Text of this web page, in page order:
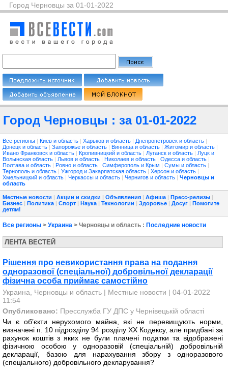
Город Черновцы за 01-01-2022
Город Черновцы : за 01-01-2022
Все регионы | Киев и область | Харьков и область | Днепропетровск и область |
Донецк и область | Запорожье и область | Винница и область | Житомир и область |
Ивано Франковск и область | Кропивницкий и область | Луганск и область | Луцк и
Волынская область | Львов и область | Николаев и область | Одесса и область |
Полтава и область | Ровно и область | Симферополь и Крым | Сумы и область |
Тернополь и область | Ужгород и Закарпатская область | Херсон и область |
Хмельницкий и область | Черкассы и область | Чернигов и область | Черновцы и
область
Местные новости | Акции и скидки | Объявления | Афиша | Пресс-релизы |
Бизнес | Политика | Спорт | Наука | Технологии | Здоровье | Досуг | Помогите
детям!
Все регионы > Украина > Черновцы и область : Последние новости
ЛЕНТА ВЕСТЕЙ
Рішення про невикористання права на подання
одноразової (спеціальної) добровільної декларації
фізична особа приймає самостійно
Украина, Черновцы и область | Местные новости | 04-01-2022
11:54
Опубликовано: Пресслужба ГУ ДПС у Чернівецькій області
Чи є об’єкти нерухомого майна, які не перевищують норми,
визначені п. 10 підрозділу 94 розділу ХХ Кодексу, але придбані за
рахунок коштів з яких не були плачені податки та відображені
фізичною особою у одноразовій (спеціальній) добровільній
декларації, базою для нарахування збору з одноразового
(спеціального) добровільного декларування?